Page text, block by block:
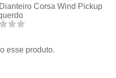
Corsa Wind Pickup
esse produto.